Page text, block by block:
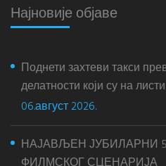
Најновије објаве
Поднети захтеви такси
делатности који су на
06.август 2026.
НАЈАВЉЕН ЈУБИЛАРНИ